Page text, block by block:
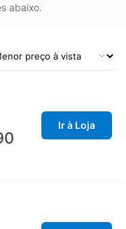
abaixo.
Ir à Loja